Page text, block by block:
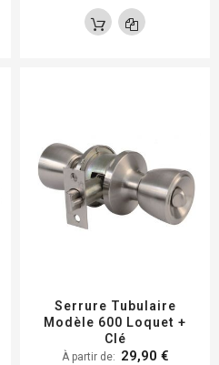
Serrure Tubulaire
Modèle 600 Loquet +
Clé
À partir de 29,90 €